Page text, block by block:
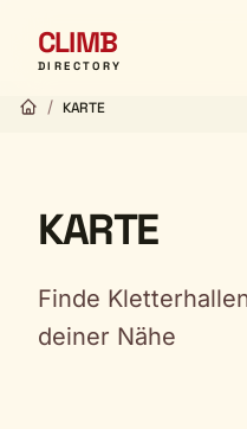
CLIMB
DIRECTORY
/ KARTE
KARTE
Finde
deiner Nähe